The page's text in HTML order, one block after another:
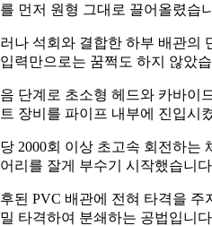
먼저 원형 그대로 끌어올렸습
나 석회와 결합한 하부 배관의
력만으로는 꿈쩍도 하지 않았
단계로 초소형 헤드와 카바이
장비를 파이프 내부에 진입시
2000회 이상 초고속 회전하는
리를 잘게 부수기 시작했습니
된 PVC 배관에 전혀 타격을
타격하여 분쇄하는 공법입니